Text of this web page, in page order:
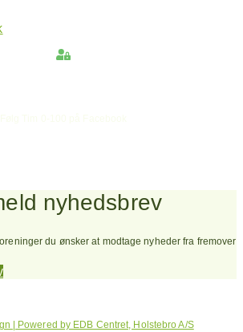
nyhedsbrev
du ønsker at modtage nyheder fra fremover
| Powered by EDB Centret, Holstebro A/S